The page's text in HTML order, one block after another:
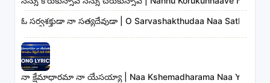
ఓ సర్వశక్తుడా నా సత్యదేవుడా | O Sarvashakthudaa Naa
నా క్షేమాధారమా నా యేసయ్యా | Naa Kshemadharama Naa Yesayya